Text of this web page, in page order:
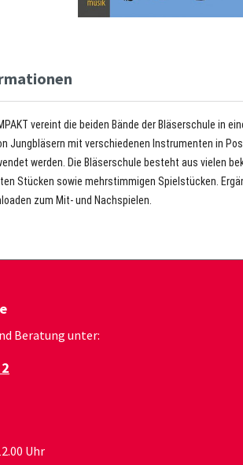
vereint die beiden Bände der Bläserschule in
Jungbläsern mit verschiedenen Instrumenten in
werden. Die Bläserschule besteht aus vielen
Stücken sowie mehrstimmigen Spielstücken.
zum Mit- und Nachspielen.
Beratung unter:
Uhr